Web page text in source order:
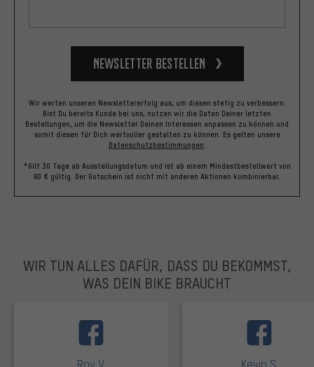
Newsletter bestellen
Wir werten unseren Newslettererfolg aus, um diesen stetig zu verbessern.
Bist Du bereits Kunde bei uns, nutzen wir die Daten Deiner letzten
Bestellungen, um die Newsletter Deinen Interessen anpassen zu können und
somit diesen für Dich wertvoller gestalten zu können. Es gelten unsere
Datenschutzbestimmungen.
*Gilt 30 Tage ab Ausstellungsdatum und ist ab einem Mindestbestellwert von
60 € gültig. Der Gutschein ist nicht mit anderen Aktionen kombinierbar.
WIR TUN ALLES DAFÜR, DASS DU BEKOMMST,
WAS DEIN BIKE BRAUCHT
Roy V. Kevin S.